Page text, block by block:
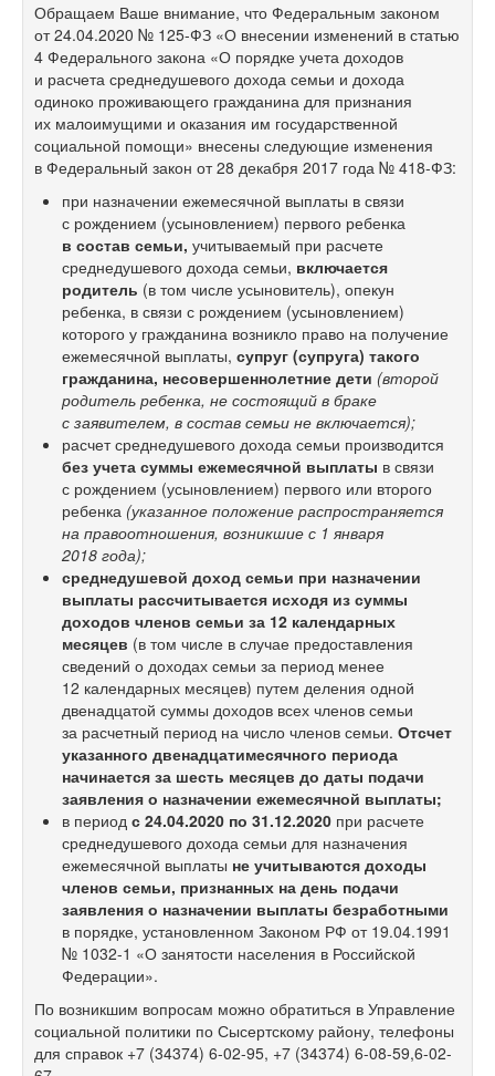
Обращаем Ваше внимание, что Федеральным законом
от 24.04.2020 № 125-ФЗ «О внесении изменений в статью
4 Федерального закона «О порядке учета доходов
и расчета среднедушевого дохода семьи и дохода
одиноко проживающего гражданина для признания
их малоимущими и оказания им государственной
социальной помощи» внесены следующие изменения
в Федеральный закон от 28 декабря 2017 года № 418-ФЗ:
при назначении ежемесячной выплаты в связи
с рождением (усыновлением) первого ребенка
в состав семьи, учитываемый при расчете
среднедушевого дохода семьи, включается
родитель (в том числе усыновитель), опекун
ребенка, в связи с рождением (усыновлением)
которого у гражданина возникло право на получение
ежемесячной выплаты, супруг (супруга) такого
гражданина, несовершеннолетние дети (второй
родитель ребенка, не состоящий в браке
с заявителем, в состав семьи не включается);
расчет среднедушевого дохода семьи производится
без учета суммы ежемесячной выплаты в связи
с рождением (усыновлением) первого или второго
ребенка (указанное положение распространяется
на правоотношения, возникшие с 1 января
2018 года);
среднедушевой доход семьи при назначении
выплаты рассчитывается исходя из суммы
доходов членов семьи за 12 календарных
месяцев (в том числе в случае предоставления
сведений о доходах семьи за период менее
12 календарных месяцев) путем деления одной
двенадцатой суммы доходов всех членов семьи
за расчетный период на число членов семьи. Отсчет
указанного двенадцатимесячного периода
начинается за шесть месяцев до даты подачи
заявления о назначении ежемесячной выплаты;
в период с 24.04.2020 по 31.12.2020 при расчете
среднедушевого дохода семьи для назначения
ежемесячной выплаты не учитываются доходы
членов семьи, признанных на день подачи
заявления о назначении выплаты безработными
в порядке, установленном Законом РФ от 19.04.1991
№ 1032-1 «О занятости населения в Российской
Федерации».
По возникшим вопросам можно обратиться в Управление
социальной политики по Сысертскому району, телефоны
для справок +7 (34374) 6-02-95, +7 (34374) 6-08-59,6-02-